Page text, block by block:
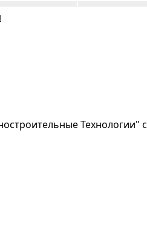
Технологии" с